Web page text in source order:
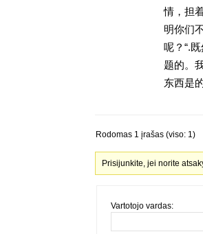
情，担
明你们
呢？“.
题的。
东西是
Rodomas 1 įrašas (viso: 1)
Prisijunkite, jei norite
Vartotojo vardas: